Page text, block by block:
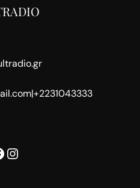
|+2231043333
Instagram